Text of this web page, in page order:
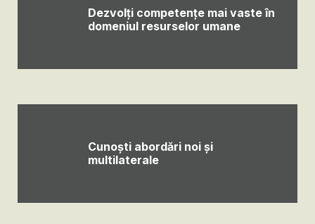
Dezvolți competențe mai vaste în
domeniul resurselor umane
Cunoști abordări noi și
multilaterale